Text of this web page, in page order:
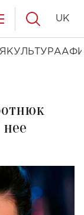
КУЛЬТУРА
UK